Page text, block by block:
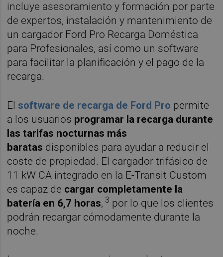
incluye asesoramiento y formación por parte
de expertos, instalación y mantenimiento de
un cargador Ford Pro Recarga Doméstica
para Profesionales, así como un software
para facilitar la planificación y el pago de la
recarga.
Elsoftware de recarga de Ford Pro permite
a los usuarios programar la recarga durante
las tarifas nocturnas más
baratas disponibles para ayudar a reducir el
coste de propiedad. El cargador trifásico de
11 kW CA integrado en la E-Transit Custom
es capaz de cargar completamente la
batería en 6,7 horas, 3 por lo que los clientes
podrán recargar cómodamente durante la
noche.